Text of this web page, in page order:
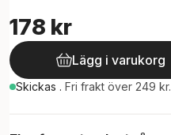
178 kr
Lägg i varukorg
Skickas . Fri frakt över 249 kr.